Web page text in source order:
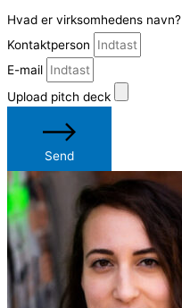
Hvad er virksomhedens navn?
Kontaktperson
E-mail
Upload pitch deck
Send